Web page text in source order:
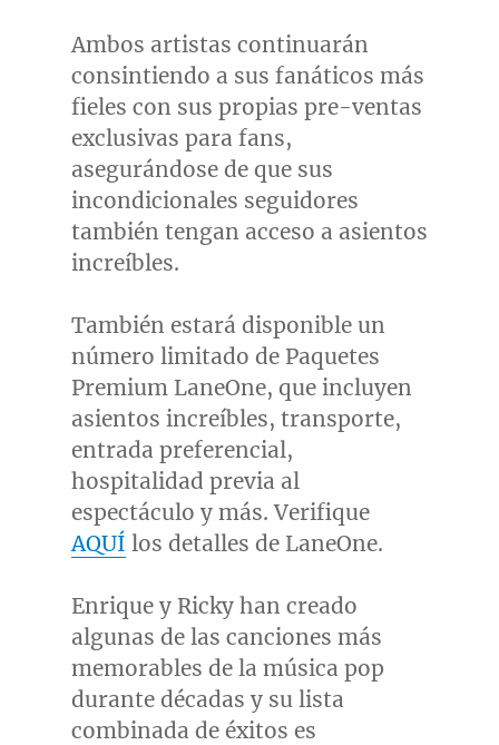
Ambos artistas continuarán
consintiendo a sus fanáticos más
fieles con sus propias pre-ventas
exclusivas para fans,
asegurándose de que sus
incondicionales seguidores
también tengan acceso a asientos
increíbles.
También estará disponible un
número limitado de Paquetes
Premium LaneOne, que incluyen
asientos increíbles, transporte,
entrada preferencial,
hospitalidad previa al
espectáculo y más. Verifique
AQUÍ los detalles de LaneOne.
Enrique y Ricky han creado
algunas de las canciones más
memorables de la música pop
durante décadas y su lista
combinada de éxitos es